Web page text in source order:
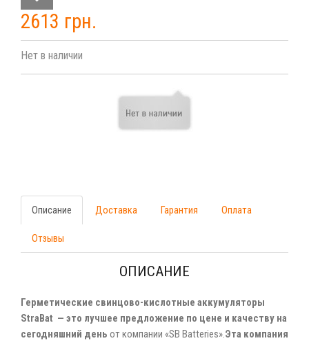
2613 грн.
Нет в наличии
Описание Доставка Гарантия Оплата
Отзывы
ОПИСАНИЕ
Герметические свинцово-кислотные аккумуляторы
StraBat — это лучшее предложение по цене и качеству на
сегодняшний день от компании «SB Batteries».Эта компания